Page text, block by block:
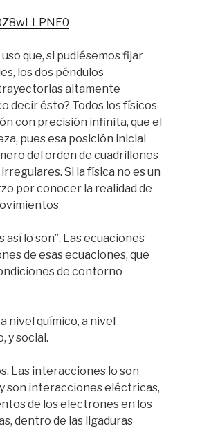
que, si pudiésemos fijar
los dos péndulos
altamente
decir ésto? Todos los físicos
con precisión infinita, que el
pues esa posición inicial
del orden de cuadrillones
Si la física no es un
por conocer la realidad de
lo son”. Las ecuaciones
de esas ecuaciones, que
de contorno
nivel químico, a nivel
y social.
Las interacciones lo son
son interacciones eléctricas,
de los electrones en los
dentro de las ligaduras